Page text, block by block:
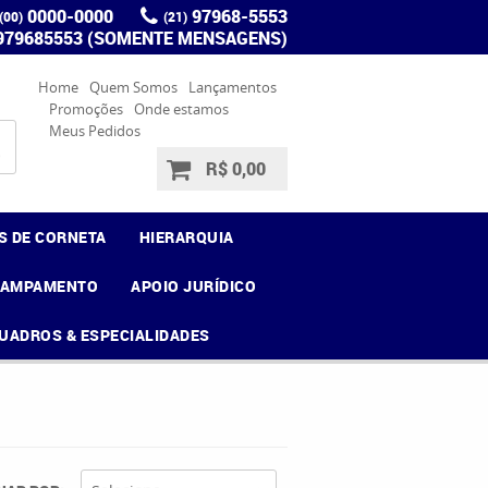
(00) 0000-0000 (21) 97968-5553
(SOMENTE MENSAGENS)
Home Quem Somos
Lançamentos
Promoções Onde estamos
Meus Pedidos
R$ 0,00
DE CORNETA HIERARQUIA
APOIO JURÍDICO
& ESPECIALIDADES